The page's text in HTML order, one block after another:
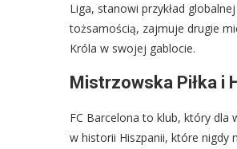
Liga, stanowi przykład
tożsamością, zajmuje drugie
Króla w swojej gablocie.
Mistrzowska Piłka i
FC Barcelona to klub, który dla
w historii Hiszpanii, które nigdy